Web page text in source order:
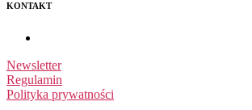
KONTAKT
Newsletter
Regulamin
Polityka prywatności